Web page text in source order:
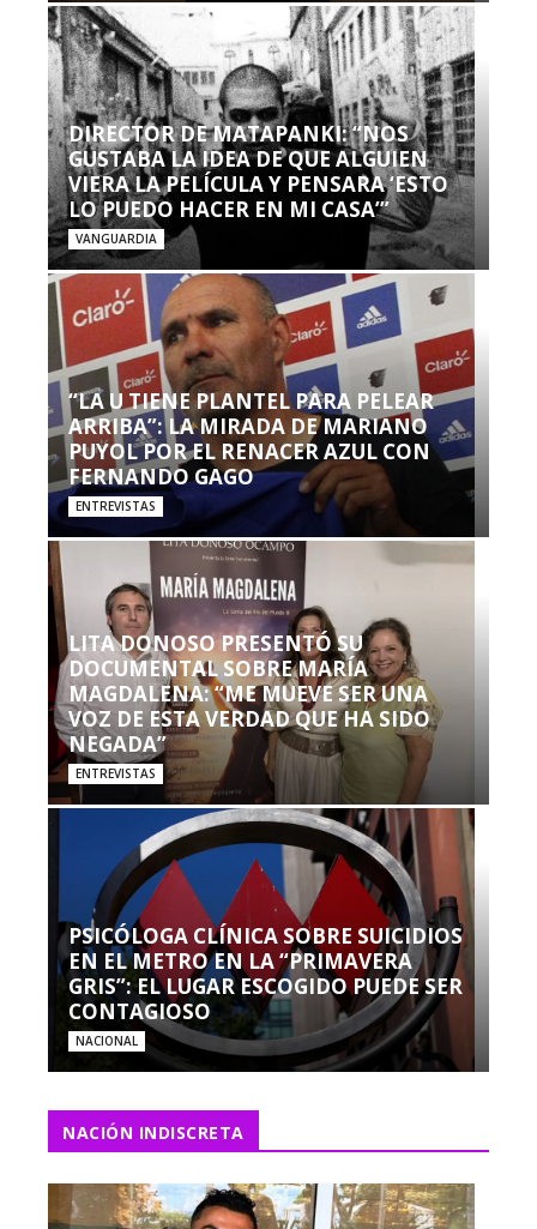
DIRECTOR DE MATAPANKI: “NOS
GUSTABA LA IDEA DE QUE ALGUIEN
VIERA LA PELÍCULA Y PENSARA ‘ESTO
LO PUEDO HACER EN MI CASA’”
VANGUARDIA
“LA U TIENE PLANTEL PARA PELEAR
ARRIBA”: LA MIRADA DE MARIANO
PUYOL POR EL RENACER AZUL CON
FERNANDO GAGO
ENTREVISTAS
LITA DONOSO PRESENTÓ SU
DOCUMENTAL SOBRE MARÍA
MAGDALENA: “ME MUEVE SER UNA
VOZ DE ESTA VERDAD QUE HA SIDO
NEGADA”
ENTREVISTAS
PSICÓLOGA CLÍNICA SOBRE SUICIDIOS
EN EL METRO EN LA “PRIMAVERA
GRIS”: EL LUGAR ESCOGIDO PUEDE SER
CONTAGIOSO
NACIONAL
NACIÓN INDISCRETA